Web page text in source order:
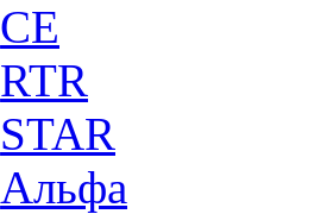
CE
RTR
STAR
Альфа